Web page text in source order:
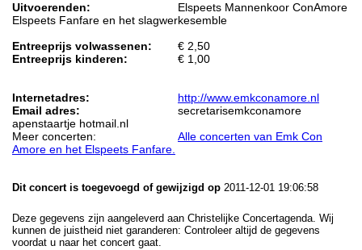
Uitvoerenden:
Elspeets Mannenkoor ConAmore
Elspeets Fanfare en het slagwerkesemble
Entreeprijs volwassenen:
€ 2,50
Entreeprijs kinderen:
€ 1,00
Internetadres:
http://www.emkconamore.nl
Email adres:
secretarisemkconamore
apenstaartje hotmail.nl
Meer concerten:
Alle concerten van Emk Con
Amore en het Elspeets Fanfare.
Dit concert is toegevoegd of gewijzigd op 2011-12-01 19:06:58
Deze gegevens zijn aangeleverd aan Christelijke Concertagenda. Wij
kunnen de juistheid niet garanderen: Controleer altijd de gegevens
voordat u naar het concert gaat.